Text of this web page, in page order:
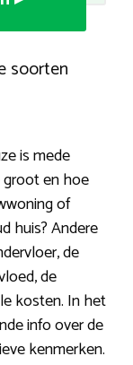
soorten
is mede
groot en hoe
of
huis? Andere
de
de
kosten. In het
info over de
kenmerken.